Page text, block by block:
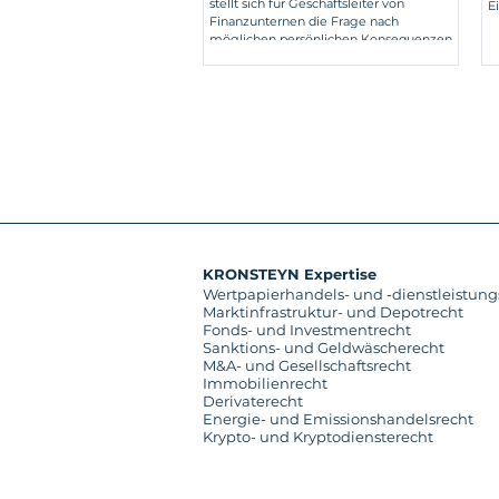
Vorstände
stellt sich für Geschäftsleiter von
Finanzunternen die Frage nach
möglichen persönlichen Konsequenzen.
KRONSTEYN Expertise
Wertpapierhandels- und -
Marktinfrastruktur- und Depotrecht
Fonds- und Investmentrecht
Sanktions- und Geldwäscherecht
Immobilienrecht
Derivaterecht
Energie- und Emissionshandelsrecht
Krypto- und Kryptodiensterecht
M&A- und Gesellschaftsrecht